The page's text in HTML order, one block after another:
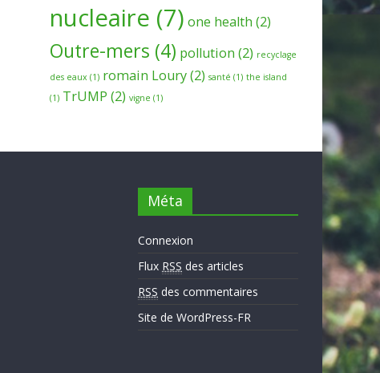
nucleaire (7) one health (2)
Outre-mers (4) pollution (2) recyclage
des eaux (1) romain Loury(2) santé (1) the island
(1) TrUMP (2) vigne (1)
Méta
Connexion
Flux RSS des articles
RSS des commentaires
Site de WordPress-FR